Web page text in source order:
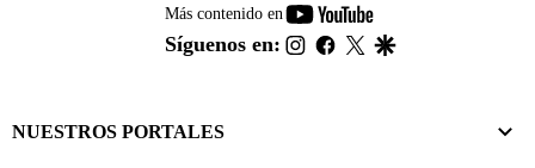
Más contenido en
youtube-
footer
Síguenos en: instagram
facebook
twitter
NUESTROS PORTALES